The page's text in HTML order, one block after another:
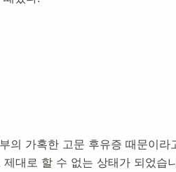
의 가혹한 고문 후유증 때문이라
대로 할 수 없는 상태가 되었습